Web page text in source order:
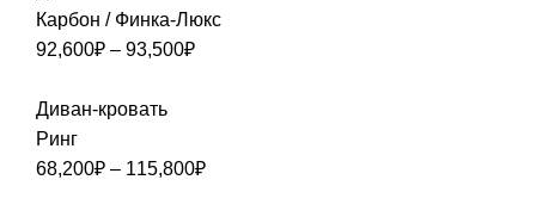
Карбон / Финка-Люкс
92,600₽ – 93,500₽
Диван-кровать
Ринг
68,200₽ – 115,800₽